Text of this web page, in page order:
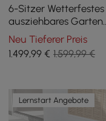
6-Sitzer Wetterfestes
ausziehbares Garten
Ecksofa Set Fencura in
Grau aus Aluminium &
Terrasse
Neu Tieferer Preis
1.499,99 € 1.599,99 €
Lernstart Angebote